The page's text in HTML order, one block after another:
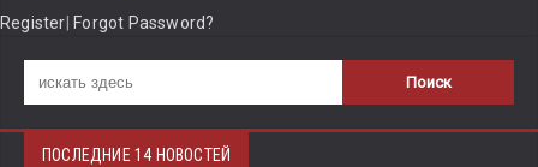
Register Forgot Password?
ПОСЛЕДНИЕ 14 НОВОСТЕЙ